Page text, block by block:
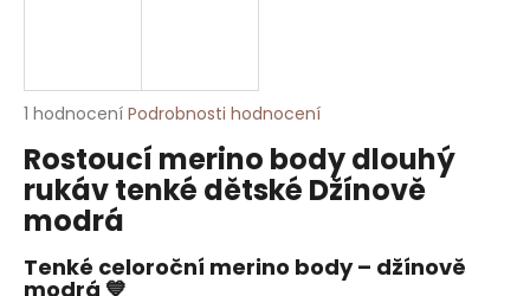
Průměrné
produktu
je
5,0
z
hvězdiček.
1 hodnocení Podrobnosti hodnocení
Rostoucí merino body dlouhý
rukáv tenké dětské Džínově
modrá
Tenké celoroční merino body – džínově
modrá 💙
D
o
p
o
r